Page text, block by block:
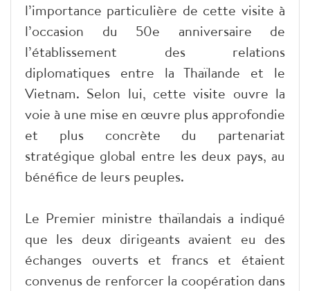
l’importance particulière de cette visite à
l’occasion du 50e anniversaire de
l’établissement des relations
diplomatiques entre la Thaïlande et le
Vietnam. Selon lui, cette visite ouvre la
voie à une mise en œuvre plus approfondie
et plus concrète du partenariat
stratégique global entre les deux pays, au
bénéfice de leurs peuples.
Le Premier ministre thaïlandais a indiqué
que les deux dirigeants avaient eu des
échanges ouverts et francs et étaient
convenus de renforcer la coopération dans